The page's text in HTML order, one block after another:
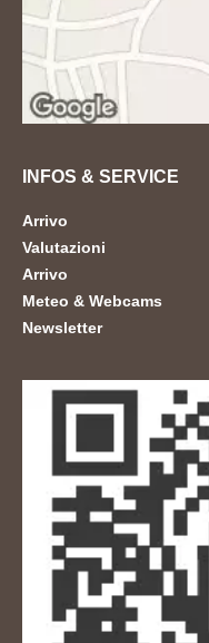
INFOS & SERVICE
Arrivo
Valutazioni
Arrivo
Meteo & Webcams
Newsletter